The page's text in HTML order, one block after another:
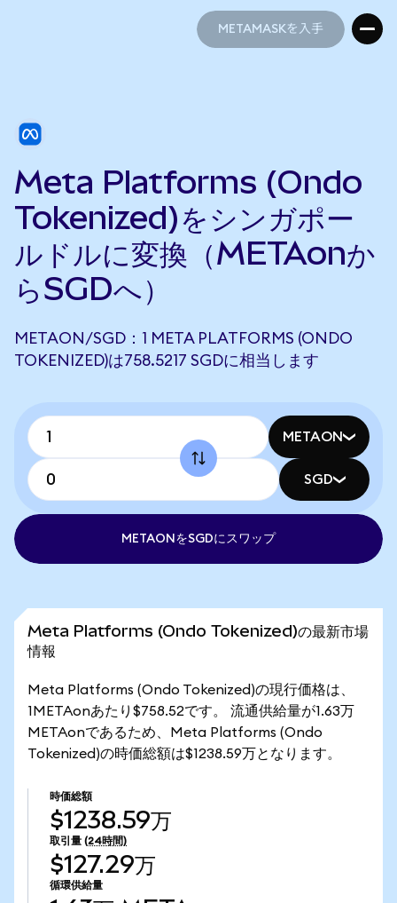
METAMASKを入手
Meta Platforms (Ondo
Tokenized)をシンガポー
ルドルに変換（METAonか
らSGDへ）
METAON/SGD：1 META PLATFORMS (ONDO
TOKENIZED)は758.5217 SGDに相当します
METAON
SGD
METAONをSGDにスワップ
Meta Platforms (Ondo Tokenized)の最新市場
情報
Meta Platforms (Ondo Tokenized)の現行価格は、
1METAonあたり$758.52です。 流通供給量が1.63万
METAonであるため、Meta Platforms (Ondo
Tokenized)の時価総額は$1238.59万となります。
時価総額
$1238.59万
取引量 (24時間)
$127.29万
循環供給量